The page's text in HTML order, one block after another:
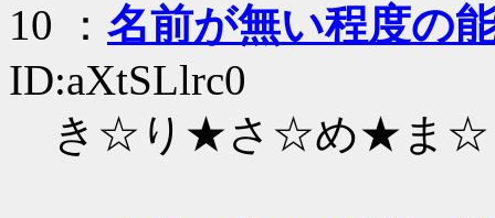
10 ： 名前が無い程度の
ID:aXtSLlrc0
き☆り★さ☆め★ま